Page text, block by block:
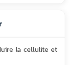
la cellulite et